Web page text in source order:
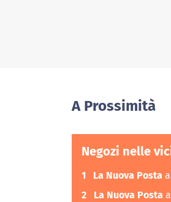
A Prossimità
Negozi nelle
1 La Nuova Posta
2 La Nuova Posta